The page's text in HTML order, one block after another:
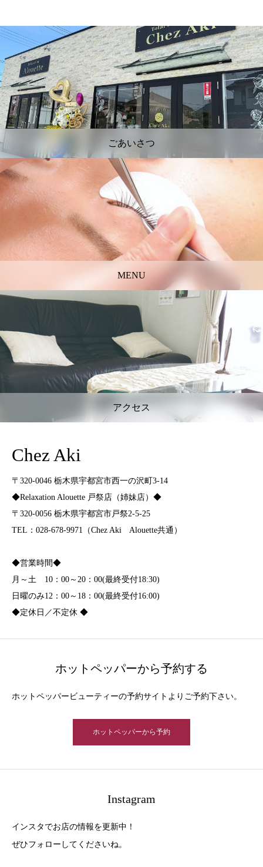
ごあいさつ
MENU
アクセス
Chez Aki
〒320-0046 栃木県宇都宮市西一の沢町3-14
◆Relaxation Alouette 戸祭店（姉妹店）◆
〒320-0056 栃木県宇都宮市戸祭2-5-25
TEL：028-678-9971（Chez Aki Alouette共通）
◆営業時間◆
月～土 10：00～20：00(最終受付18:30)
日曜のみ12：00～18：00(最終受付16:00)
◆定休日／不定休 ◆
ホットペッパーから予約する
ホットペッパービューティーの予約サイトよりご予約下さい。
ホットペッパーから予約
Instagram
インスタでお店の情報を更新中！
ぜひフォローしてくださいね。